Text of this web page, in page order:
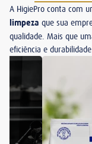
A HigiePro conta com
limpeza que sua
qualidade. Mais que
eficiência e durabilidade.